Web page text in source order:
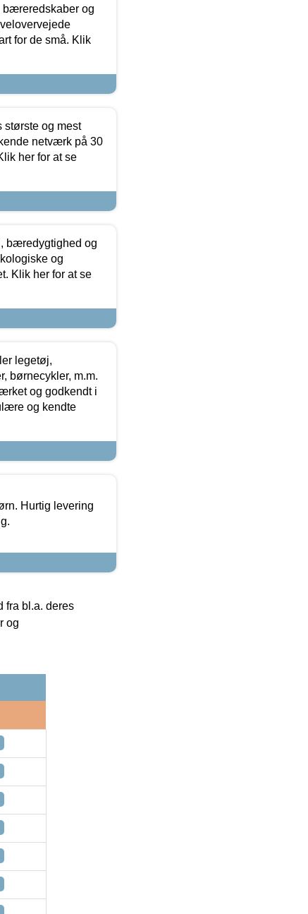
bæreredskaber og
for de små. Klik
største og mest
netværk på 30
her for at se
bæredygtighed og
og
Klik her for at se
legetøj,
børnecykler, m.m.
og godkendt i
og kendte
Hurtig levering
fra bl.a. deres
og